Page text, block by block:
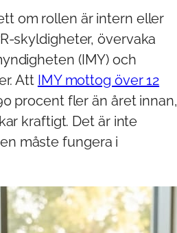
om rollen är intern eller
skyldigheter, övervaka
(IMY) och
Att IMY mottog över 12
procent fler än året innan,
kraftigt. Det är inte
måste fungera i